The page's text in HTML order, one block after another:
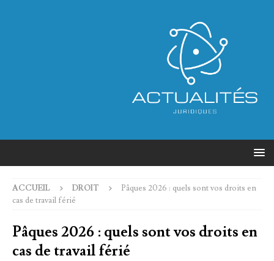
ACCUEIL DROIT
Pâques 2026 : quels sont vos droits en
cas de travail férié
Pâques 2026 : quels sont vos droits en
cas de travail férié